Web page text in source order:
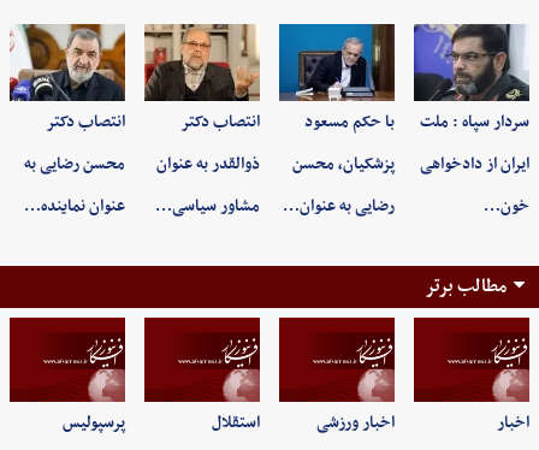
سردار سپاه : ملت
ایران از دادخواهی
خون…
با حکم مسعود
پزشکیان، محسن
رضایی به عنوان…
انتصاب دکتر
ذوالقدر به عنوان
مشاور سیاسی…
انتصاب دکتر
محسن رضایی به
عنوان نماینده…
مطالب برتر
اخبار اخبار ورزشی استقلال پرسپولیس